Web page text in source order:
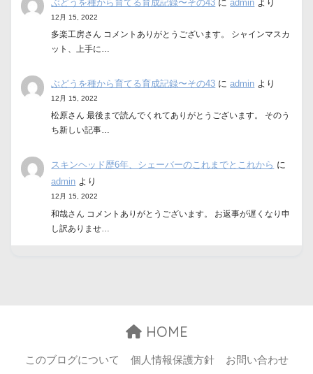
ぶどうを種から育てる育成記録〜その43 にadmin より
12月 15, 2022
多楽工房さん コメントありがとうございます。 シャインマスカ
ット、上手に…
ぶどうを種から育てる育成記録〜その43 にadmin より
12月 15, 2022
松原さん 最後まで読んでくれてありがとうございます。 そのう
ち新しい記事…
スキンヘッド歴6年、シェーバーのこれまでとこれから に
admin より
12月 15, 2022
和哉さん コメントありがとうございます。 お返事が遅くなり申
し訳ありませ…
HOME
このブログについて 個人情報保護方針 お問い合わせ